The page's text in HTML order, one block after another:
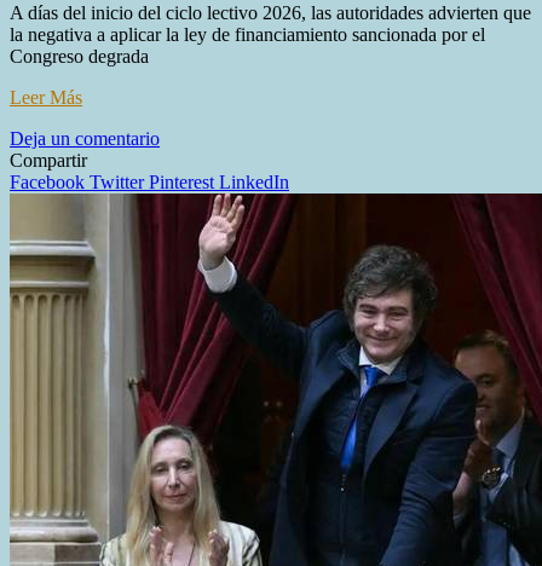
A días del inicio del ciclo lectivo 2026, las autoridades advierten que
la negativa a aplicar la ley de financiamiento sancionada por el
Congreso degrada
Leer Más
Deja un comentarioen
gobierno
consolida
ajuste
histórico
universidades
el
presupuesto
retrocede
a
niveles
de
2006
Compartir
Facebook TwitterPinterest LinkedIn